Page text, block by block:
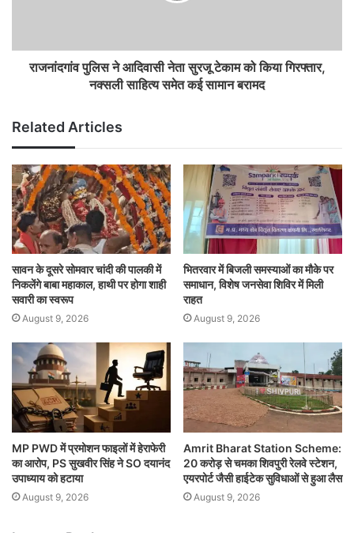
राजनांदगांव पुलिस ने आदिवासी नेता सुरजू टेकाम को किया गिरफ्तार,
नक्सली साहित्य समेत कई सामान बरामद
Related Articles
सावन के दूसरे सोमवार चांदी की पालकी में
निकलेंगे बाबा महाकाल, हाथी पर होगा शाही
सवारी का स्वरूप
August 9, 2026
भितरवार में बिजली समस्याओं का मौके पर
समाधान, विशेष जनसेवा शिविर में मिली
राहत
August 9, 2026
MP PWD में प्रमोशन फाइलों में हेराफेरी
का आरोप, PS सुखवीर सिंह ने SO दयानंद
उपाध्याय को हटाया
August 9, 2026
Amrit Bharat Station Scheme:
20 करोड़ से चमका शिवपुरी रेलवे स्टेशन,
एयरपोर्ट जैसी हाईटेक सुविधाओं से हुआ लैस
August 9, 2026